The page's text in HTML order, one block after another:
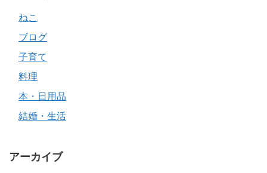
ねこ
ブログ
子育て
料理
本・日用品
結婚・生活
アーカイブ